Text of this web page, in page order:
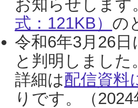
お知らせします
式：121KB） の
令和6年3月26
と判明しまし
詳細は配信資料
りです。（2024